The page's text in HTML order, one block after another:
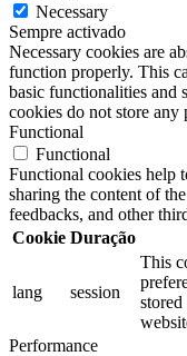
Necessary
Sempre activado
Necessary cookies are
function properly. This
basic functionalities and
cookies do not store any
Functional
Functional
Functional cookies help
sharing the content of
feedbacks, and other
Cookie Duração
lang session
This
Performance